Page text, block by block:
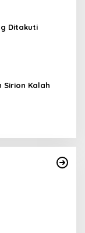
Ditakuti
Sirion Kalah